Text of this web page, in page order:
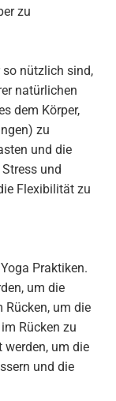
zu
so nützlich sind,
natürlichen
dem Körper,
zu
und die
und
Flexibilität zu
Praktiken.
um die
Rücken, um die
Rücken zu
werden, um die
und die